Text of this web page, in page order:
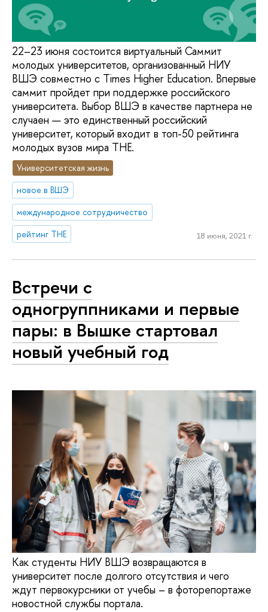
22–23 июня состоится виртуальный Саммит
молодых университетов, организованный НИУ
ВШЭ совместно c Times Higher Education. Впервые
саммит пройдет при поддержке российского
университета. Выбор ВШЭ в качестве партнера не
случаен — это единственный российский
университет, который входит в топ-50 рейтинга
молодых вузов мира THE.
Университетская жизнь
новое в ВШЭ
международное сотрудничество
рейтинг THE
18 июня, 2021 г.
Встречи с
одногруппниками и первые
пары: в Вышке стартовал
новый учебный год
Как студенты НИУ ВШЭ возвращаются в
университет после долгого отсутствия и чего
ждут первокурсники от учебы – в фоторепортаже
новостной службы портала.